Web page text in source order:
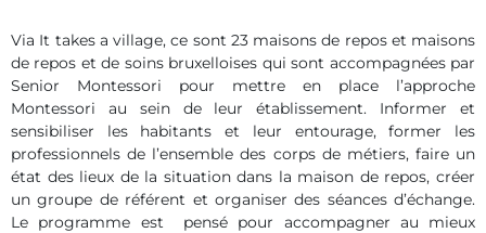
Via It takes a village, ce sont 23 maisons de repos et maisons
de repos et de soins bruxelloises qui sont accompagnées par
Senior Montessori pour mettre en place l’approche
Montessori au sein de leur établissement. Informer et
sensibiliser les habitants et leur entourage, former les
professionnels de l’ensemble des corps de métiers, faire un
état des lieux de la situation dans la maison de repos, créer
un groupe de référent et organiser des séances d’échange.
Le programme est pensé pour accompagner au mieux